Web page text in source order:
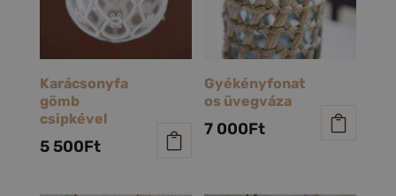
Karácsonyfa
gömb
csipkével
5 500Ft
Gyékényfonat
os üvegváza
7 000Ft